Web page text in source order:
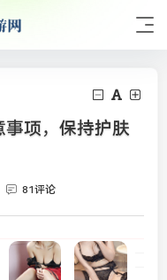
项，保持护肤
81评论